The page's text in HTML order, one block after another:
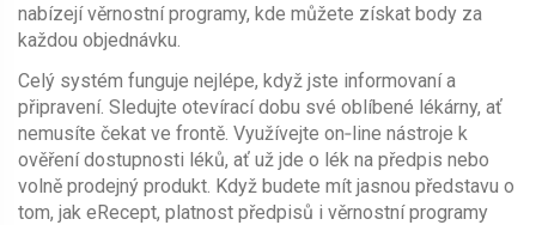
nabízejí věrnostní programy, kde můžete získat body za
každou objednávku.
Celý systém funguje nejlépe, když jste informovaní a
připravení. Sledujte otevírací dobu své oblíbené lékárny, ať
nemusíte čekat ve frontě. Využívejte on‑line nástroje k
ověření dostupnosti léků, ať už jde o lék na předpis nebo
volně prodejný produkt. Když budete mít jasnou představu o
tom, jak eRecept, platnost předpisů i věrnostní programy